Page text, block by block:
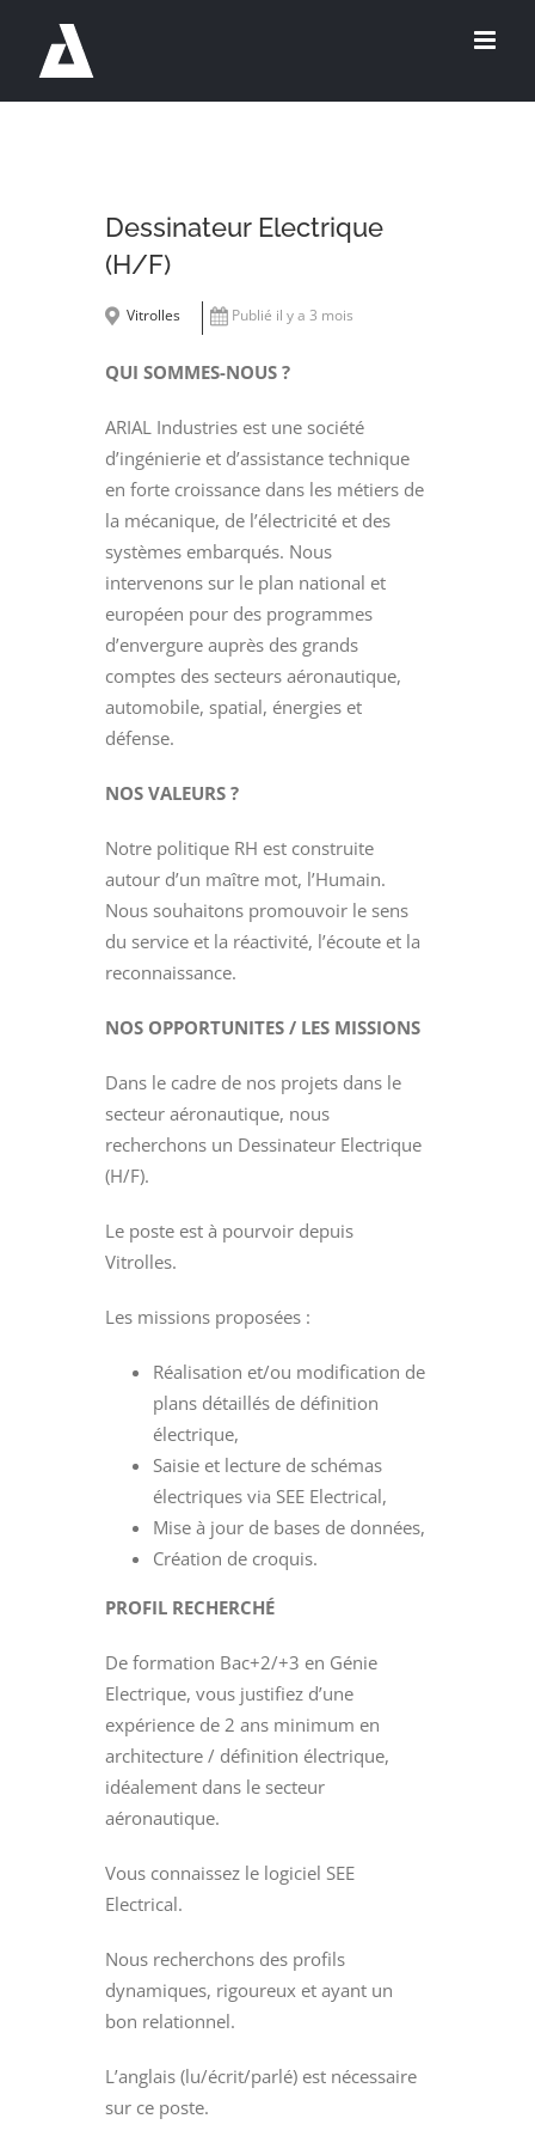
contenu
Dessinateur Electrique
(H/F)
Vitrolles Publié il y a 3 mois
QUI SOMMES-NOUS ?
ARIAL Industries est une société
d’ingénierie et d’assistance technique
en forte croissance dans les métiers de
la mécanique, de l’électricité et des
systèmes embarqués. Nous
intervenons sur le plan national et
européen pour des programmes
d’envergure auprès des grands
comptes des secteurs aéronautique,
automobile, spatial, énergies et
défense.
NOS VALEURS ?
Notre politique RH est construite
autour d’un maître mot, l’Humain.
Nous souhaitons promouvoir le sens
du service et la réactivité, l’écoute et la
reconnaissance.
NOS OPPORTUNITES / LES MISSIONS
Dans le cadre de nos projets dans le
secteur aéronautique, nous
recherchons un Dessinateur Electrique
(H/F).
Le poste est à pourvoir depuis
Vitrolles.
Les missions proposées :
Réalisation et/ou modification de
plans détaillés de définition
électrique,
Saisie et lecture de schémas
électriques via SEE Electrical,
Mise à jour de bases de données,
Création de croquis.
PROFIL RECHERCHÉ
De formation Bac+2/+3 en Génie
Electrique, vous justifiez d’une
expérience de 2 ans minimum en
architecture / définition électrique,
idéalement dans le secteur
aéronautique.
Vous connaissez le logiciel SEE
Electrical.
Nous recherchons des profils
dynamiques, rigoureux et ayant un
bon relationnel.
L’anglais (lu/écrit/parlé) est nécessaire
sur ce poste.